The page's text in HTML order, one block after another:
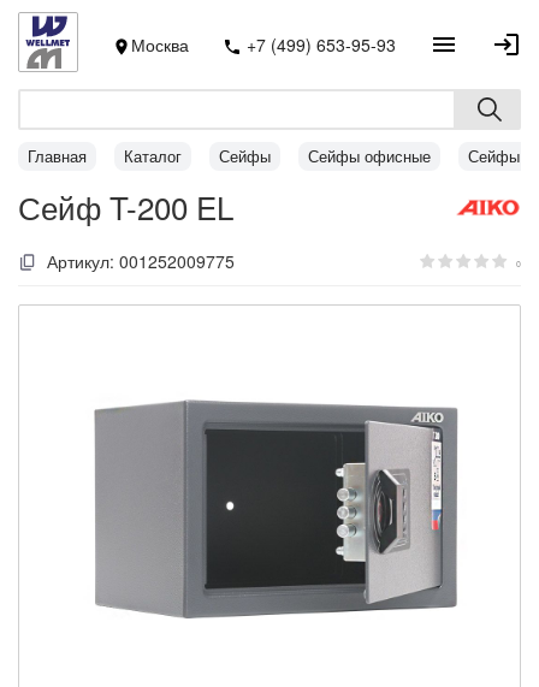
Москва +7 (499) 653-95-93
Главная Каталог Сейфы Сейфы офисные Сейфы
Сейф T-200 EL
Артикул: 001252009775 0